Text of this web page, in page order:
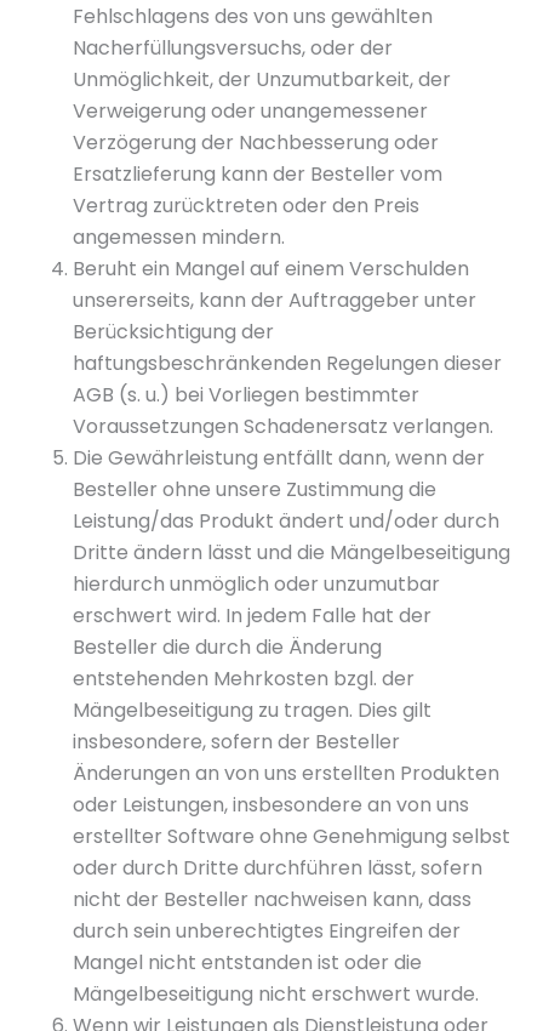
Fehlschlagens des von uns gewählten
Nacherfüllungsversuchs, oder der
Unmöglichkeit, der Unzumutbarkeit, der
Verweigerung oder unangemessener
Verzögerung der Nachbesserung oder
Ersatzlieferung kann der Besteller vom
Vertrag zurücktreten oder den Preis
angemessen mindern.
Beruht ein Mangel auf einem Verschulden
unsererseits, kann der Auftraggeber unter
Berücksichtigung der
haftungsbeschränkenden Regelungen dieser
AGB (s. u.) bei Vorliegen bestimmter
Voraussetzungen Schadenersatz verlangen.
Die Gewährleistung entfällt dann, wenn der
Besteller ohne unsere Zustimmung die
Leistung/das Produkt ändert und/oder durch
Dritte ändern lässt und die Mängelbeseitigung
hierdurch unmöglich oder unzumutbar
erschwert wird. In jedem Falle hat der
Besteller die durch die Änderung
entstehenden Mehrkosten bzgl. der
Mängelbeseitigung zu tragen. Dies gilt
insbesondere, sofern der Besteller
Änderungen an von uns erstellten Produkten
oder Leistungen, insbesondere an von uns
erstellter Software ohne Genehmigung selbst
oder durch Dritte durchführen lässt, sofern
nicht der Besteller nachweisen kann, dass
durch sein unberechtigtes Eingreifen der
Mangel nicht entstanden ist oder die
Mängelbeseitigung nicht erschwert wurde.